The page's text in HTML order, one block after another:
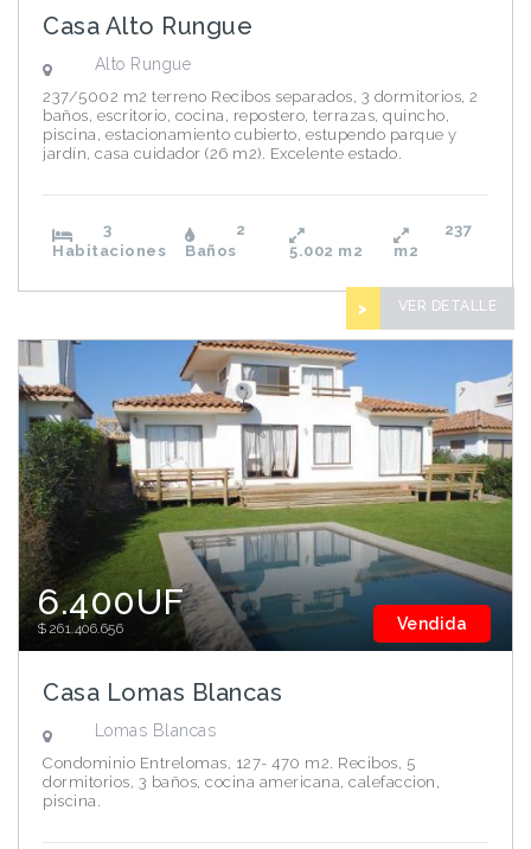
Casa Alto Rungue
Alto Rungue
237/5002 m2 terreno Recibos separados, 3 dormitorios, 2
baños, escritorio, cocina, repostero, terrazas, quincho,
piscina, estacionamiento cubierto, estupendo parque y
jardín, casa cuidador (26 m2). Excelente estado.
3
Habitaciones
2
Baños
5.002 m2
237
m2
> VER DETALLE
Vendida
6.400UF
$261.406.656
Casa Lomas Blancas
Lomas Blancas
Condominio Entrelomas, 127- 470 m2. Recibos, 5
dormitorios, 3 baños, cocina americana, calefaccion,
piscina.